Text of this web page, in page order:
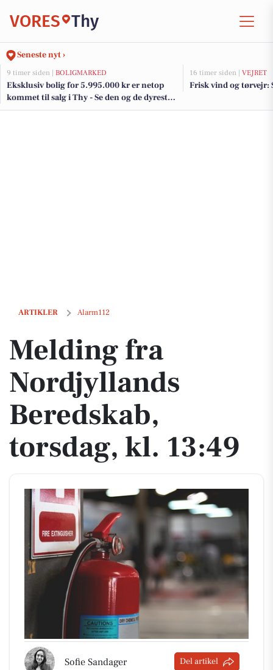
VORES Thy
Seneste nyt ›
9 timer siden | BOLIGMARKED
Eksklusiv bolig for 5.995.000 kr er netop
kommet til salg i Thy - Se den og de dyreste
boliger her
16 timer siden | VEJRET
Frisk vind og tørvejr:
ARTIKLER Alarm112
Melding fra Nordjyllands Beredskab, torsdag, kl. 13:49
Melding fra
Nordjyllands
Beredskab,
torsdag, kl. 13:49
Sofie Sandager Del artikel